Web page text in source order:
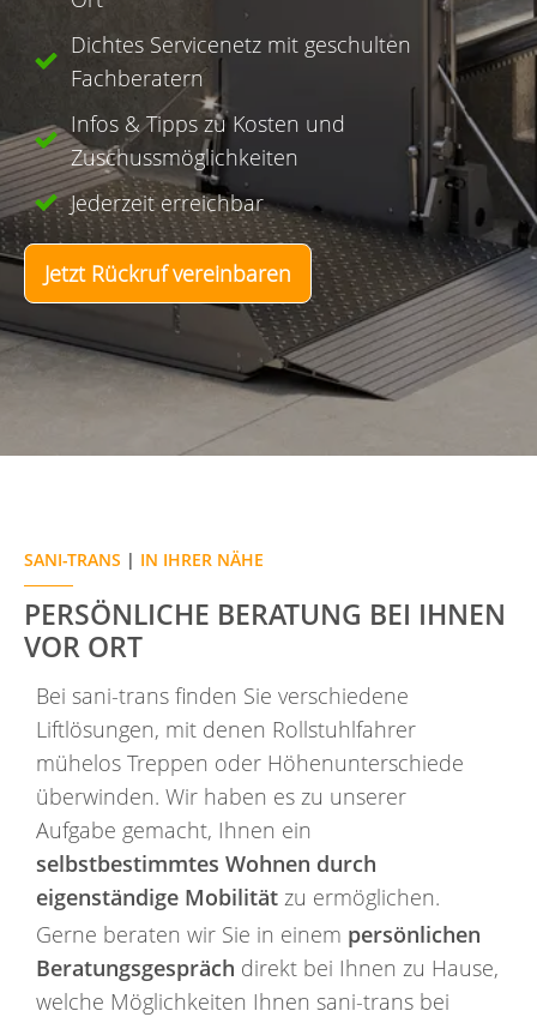
Dichtes Servicenetz mit geschulten
Fachberatern
Infos & Tipps zu Kosten und
Zuschussmöglichkeiten
Jederzeit erreichbar
Jetzt Rückruf vereinbaren
SANI-TRANS | IN IHRER NÄHE
PERSÖNLICHE BERATUNG BEI IHNEN
VOR ORT
Bei sani-trans finden Sie verschiedene
Liftlösungen, mit denen Rollstuhlfahrer
mühelos Treppen oder Höhenunterschiede
überwinden. Wir haben es zu unserer
Aufgabe gemacht, Ihnen ein
selbstbestimmtes Wohnen durch
eigenständige Mobilität zu ermöglichen.
Gerne beraten wir Sie in einem persönlichen
Beratungsgespräch direkt bei Ihnen zu Hause,
welche Möglichkeiten Ihnen sani-trans bei